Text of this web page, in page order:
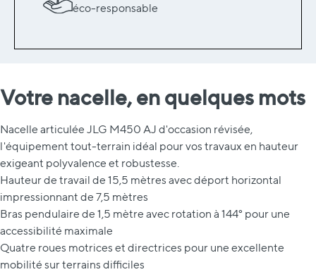
éco-responsable
Votre nacelle, en quelques mots
Nacelle articulée JLG M450 AJ d'occasion révisée,
l'équipement tout-terrain idéal pour vos travaux en hauteur
exigeant polyvalence et robustesse.
Hauteur de travail de 15,5 mètres avec déport horizontal
impressionnant de 7,5 mètres
Bras pendulaire de 1,5 mètre avec rotation à 144° pour une
accessibilité maximale
Quatre roues motrices et directrices pour une excellente
mobilité sur terrains difficiles